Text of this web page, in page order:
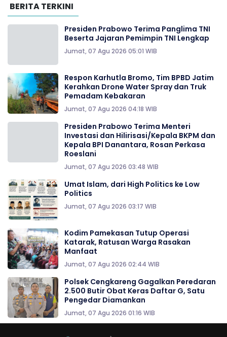
BERITA TERKINI
Presiden Prabowo Terima Panglima TNI
Beserta Jajaran Pemimpin TNI Lengkap
Jumat, 07 Agu 2026 05:01 WIB
Respon Karhutla Bromo, Tim BPBD Jatim
Kerahkan Drone Water Spray dan Truk
Pemadam Kebakaran
Jumat, 07 Agu 2026 04:18 WIB
Presiden Prabowo Terima Menteri
Investasi dan Hilirisasi/Kepala BKPM dan
Kepala BPI Danantara, Rosan Perkasa
Roeslani
Jumat, 07 Agu 2026 03:48 WIB
Umat Islam, dari High Politics ke Low
Politics
Jumat, 07 Agu 2026 03:17 WIB
Kodim Pamekasan Tutup Operasi
Katarak, Ratusan Warga Rasakan
Manfaat
Jumat, 07 Agu 2026 02:44 WIB
Polsek Cengkareng Gagalkan Peredaran
2.500 Butir Obat Keras Daftar G, Satu
Pengedar Diamankan
Jumat, 07 Agu 2026 01:16 WIB